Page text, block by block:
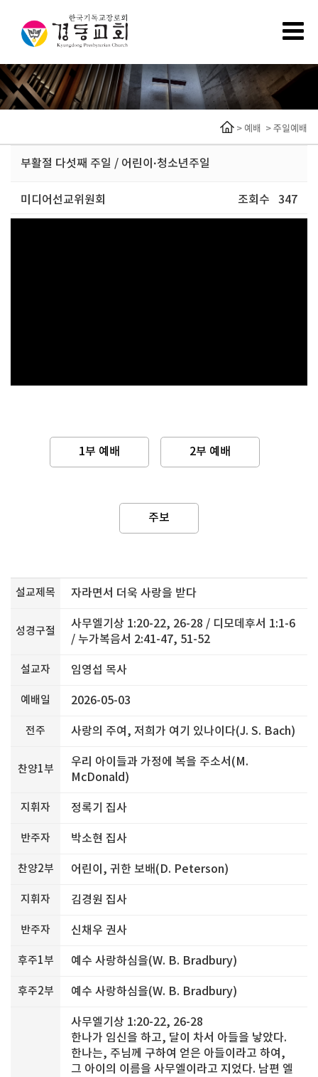
> 예배 >주일예배
부활절 다섯째 주일 / 어린이·청소년주일
미디어선교위원회 조회수 347
1부 예배 2부 예배
주보
설교제목 자라면서 더욱 사랑을 받다
성경구절
사무엘기상 1:20-22, 26-28 / 디모데후서 1:1-6
/ 누가복음서 2:41-47, 51-52
설교자 임영섭 목사
예배일 2026-05-03
전주 사랑의 주여, 저희가 여기 있나이다(J. S. Bach)
찬양1부
우리 아이들과 가정에 복을 주소서(M.
McDonald)
지휘자 정록기 집사
반주자 박소현 집사
찬양2부 어린이, 귀한 보배(D. Peterson)
지휘자 김경원 집사
반주자 신채우 권사
후주1부 예수 사랑하심을(W. B. Bradbury)
후주2부 예수 사랑하심을(W. B. Bradbury)
사무엘기상 1:20-22, 26-28
한나가 임신을 하고, 달이 차서 아들을 낳았다.
한나는, 주님께 구하여 얻은 아들이라고 하여,
그 아이의 이름을 사무엘이라고 지었다. 남편 엘